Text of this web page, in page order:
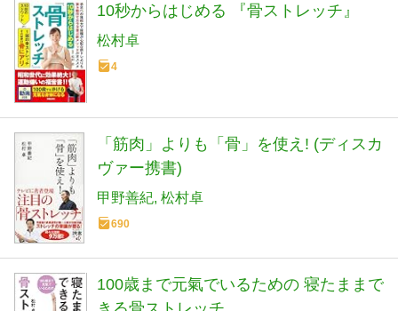
10秒からはじめる 『骨ストレッチ』
松村卓
4
「筋肉」よりも「骨」を使え! (ディスカ
ヴァー携書)
甲野善紀 松村卓
690
100歳まで元氣でいるための 寝たままで